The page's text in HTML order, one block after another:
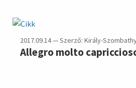
2017.09.14 — Szerző: Király-
Allegro molto